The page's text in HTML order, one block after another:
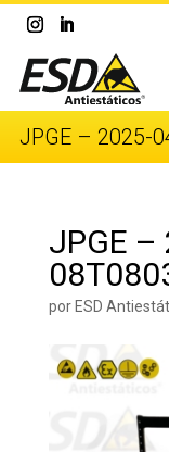
JPGE – 2025-
JPGE –
porESD